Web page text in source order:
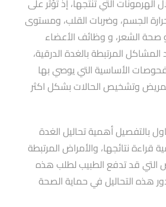
الجسم، وضربات القلب، ومستوى
صحة الشعر، و وظائف الأعضاء
المرتبطة بالغدة الدرقية،
الأساسية التي يوصي بها
وتشخيص الحالات بشكل اكثر
بالتفصيل أهمية تحاليل الغدة
قراءة نتائجها، والأمراض المرتبطة
التي قد تدفع الطبيب لطلب هذه
هذه التحاليل في حماية الصحة